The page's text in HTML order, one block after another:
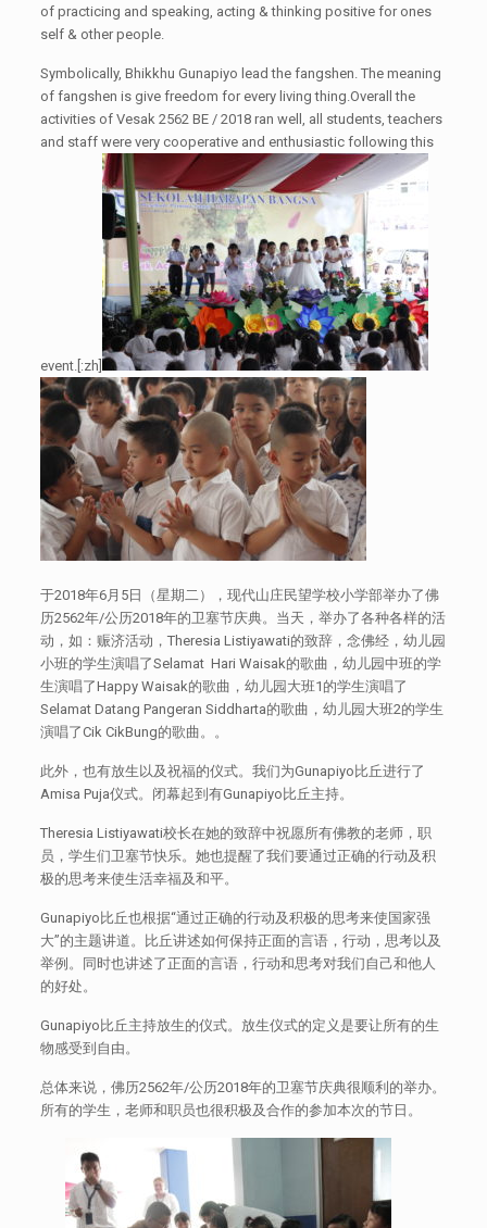
of practicing and speaking, acting & thinking positive for ones
self & other people.
Symbolically, Bhikkhu Gunapiyo lead the fangshen. The meaning
of fangshen is give freedom for every living thing.Overall the
activities of Vesak 2562 BE / 2018 ran well, all students, teachers
and staff were very cooperative and enthusiastic following this
event.[:zh]
于2018年6月5日（星期二），现代山庄民望学校小学部举办了佛
历2562年/公历2018年的卫塞节庆典。当天，举办了各种各样的活
动，如：赈济活动，Theresia Listiyawati的致辞，念佛经，幼儿园
小班的学生演唱了Selamat Hari Waisak的歌曲，幼儿园中班的学
生演唱了Happy Waisak的歌曲，幼儿园大班1的学生演唱了
Selamat Datang Pangeran Siddharta的歌曲，幼儿园大班2的学生
演唱了Cik CikBung的歌曲。。
此外，也有放生以及祝福的仪式。我们为Gunapiyo比丘进行了
Amisa Puja仪式。闭幕起到有Gunapiyo比丘主持。
Theresia Listiyawati校长在她的致辞中祝愿所有佛教的老师，职
员，学生们卫塞节快乐。她也提醒了我们要通过正确的行动及积
极的思考来使生活幸福及和平。
Gunapiyo比丘也根据“通过正确的行动及积极的思考来使国家强
大”的主题讲道。比丘讲述如何保持正面的言语，行动，思考以及
举例。同时也讲述了正面的言语，行动和思考对我们自己和他人
的好处。
Gunapiyo比丘主持放生的仪式。放生仪式的定义是要让所有的生
物感受到自由。
总体来说，佛历2562年/公历2018年的卫塞节庆典很顺利的举办。
所有的学生，老师和职员也很积极及合作的参加本次的节日。